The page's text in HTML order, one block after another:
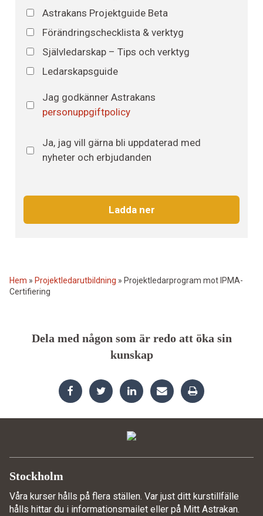
Astrakans Projektguide Beta
Förändringschecklista & verktyg
Självledarskap – Tips och verktyg
Ledarskapsguide
Astrakans
personuppgiftspolicy *
Jag godkänner Astrakans
personuppgiftpolicy
Nyhetsbrev
Ja, jag vill gärna bli uppdaterad med
nyheter och erbjudanden
Hem » Projektledarutbildning » Projektledarprogram mot IPMA-
Certifiering
Dela med någon som är redo att öka sin
kunskap
Stockholm
Våra kurser hålls på flera ställen. Var just ditt kurstillfälle
hålls hittar du i informationsmailet eller på Mitt Astrakan.